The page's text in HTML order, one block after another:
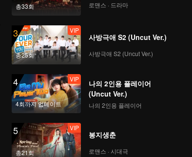
총33회 로맨스 · 드라마
3
총25회
VIP
사방극애 S2 (Uncut Ver.)
사방극애 S2 (Uncut Ver.)
4
4회까지 업데이트
VIP
나의 2인용 플레이어
(Uncut Ver.)
나의 2인용 플레이어
5
총21회
VIP
봉지생춘
로맨스 · 시대극